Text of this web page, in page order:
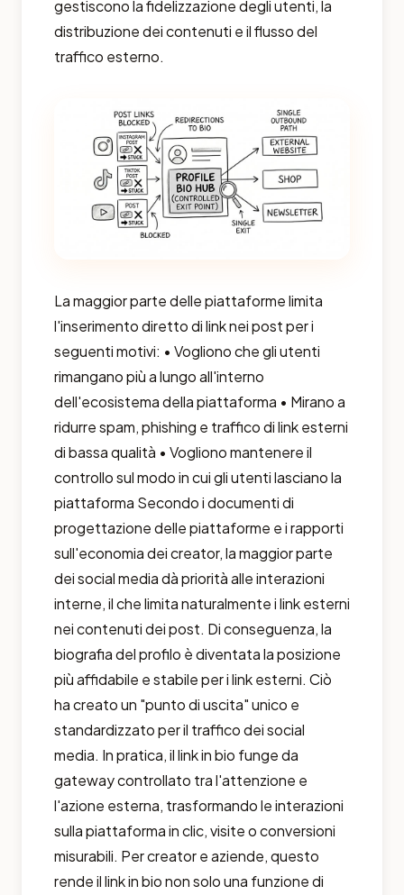
gestiscono la fidelizzazione degli utenti, la
distribuzione dei contenuti e il flusso del
traffico esterno.
La maggior parte delle piattaforme limita
l'inserimento diretto di link nei post per i
seguenti motivi: • Vogliono che gli utenti
rimangano più a lungo all'interno
dell'ecosistema della piattaforma • Mirano a
ridurre spam, phishing e traffico di link esterni
di bassa qualità • Vogliono mantenere il
controllo sul modo in cui gli utenti lasciano la
piattaforma Secondo i documenti di
progettazione delle piattaforme e i rapporti
sull'economia dei creator, la maggior parte
dei social media dà priorità alle interazioni
interne, il che limita naturalmente i link esterni
nei contenuti dei post. Di conseguenza, la
biografia del profilo è diventata la posizione
più affidabile e stabile per i link esterni. Ciò
ha creato un "punto di uscita" unico e
standardizzato per il traffico dei social
media. In pratica, il link in bio funge da
gateway controllato tra l'attenzione e
l'azione esterna, trasformando le interazioni
sulla piattaforma in clic, visite o conversioni
misurabili. Per creator e aziende, questo
rende il link in bio non solo una funzione di